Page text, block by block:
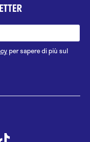
per sapere di più sul